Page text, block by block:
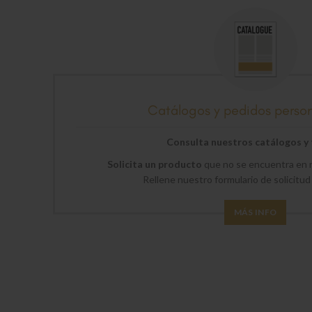
Catálogos y pedidos
Consulta nuestros catálogos y
Solicita un producto que no se encuentra en
Rellene nuestro formulario de
MÁS INFO